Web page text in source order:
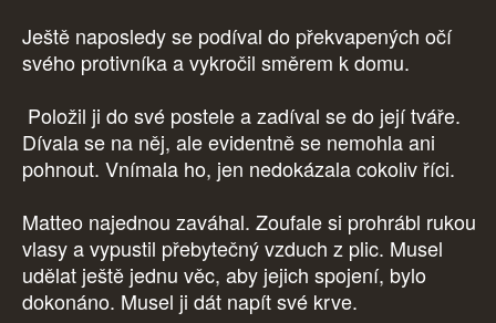
Ještě naposledy se podíval do překvapených očí
svého protivníka a vykročil směrem k domu.
Položil ji do své postele a zadíval se do její tváře.
Dívala se na něj, ale evidentně se nemohla ani
pohnout. Vnímala ho, jen nedokázala cokoliv říci.
Matteo najednou zaváhal. Zoufale si prohrábl rukou
vlasy a vypustil přebytečný vzduch z plic. Musel
udělat ještě jednu věc, aby jejich spojení, bylo
dokonáno. Musel ji dát napít své krve.